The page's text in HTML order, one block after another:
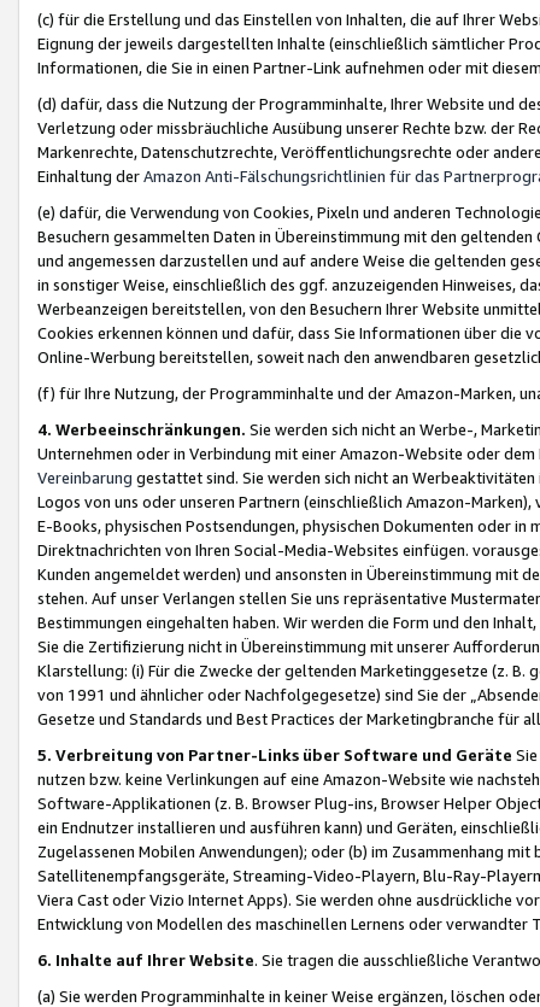
(c) für die Erstellung und das Einstellen von Inhalten, die auf Ihrer
Eignung der jeweils dargestellten Inhalte (einschließlich sämtlicher
Informationen, die Sie in einen Partner-Link aufnehmen oder mit
(d) dafür, dass die Nutzung der Programminhalte, Ihrer Website und
Verletzung oder missbräuchliche Ausübung unserer Rechte bzw. der
Markenrechte, Datenschutzrechte, Veröffentlichungsrechte oder
Einhaltung derAmazon Anti-Fälschungsrichtlinien für das
(e) dafür, die Verwendung von Cookies, Pixeln und anderen
Besuchern gesammelten Daten in Übereinstimmung mit den
und angemessen darzustellen und auf andere Weise die geltenden
in sonstiger Weise, einschließlich des ggf. anzuzeigenden Hinweises,
Werbeanzeigen bereitstellen, von den Besuchern Ihrer Website
Cookies erkennen können und dafür, dass Sie Informationen über die
Online-Werbung bereitstellen, soweit nach den anwendbaren
(f) für Ihre Nutzung, der Programminhalte und der Amazon-Marken,
4. Werbeeinschränkungen. Sie werden sich nicht an Werbe-,
Unternehmen oder in Verbindung mit einer Amazon-Website oder
Vereinbarung gestattet sind. Sie werden sich nicht an
Logos von uns oder unseren Partnern (einschließlich Amazon-
E-Books, physischen Postsendungen, physischen Dokumenten oder in
Direktnachrichten von Ihren Social-Media-Websites einfügen.
Kunden angemeldet werden) und ansonsten in Übereinstimmung mit
stehen. Auf unser Verlangen stellen Sie uns repräsentative
Bestimmungen eingehalten haben. Wir werden die Form und den
Sie die Zertifizierung nicht in Übereinstimmung mit unserer
Klarstellung: (i) Für die Zwecke der geltenden Marketinggesetze (z. B.
von 1991 und ähnlicher oder Nachfolgegesetze) sind Sie der
Gesetze und Standards und Best Practices der Marketingbranche für
5. Verbreitung von Partner-Links über Software und Geräte
nutzen bzw. keine Verlinkungen auf eine Amazon-Website wie
Software-Applikationen (z. B. Browser Plug-ins, Browser Helper
ein Endnutzer installieren und ausführen kann) und Geräten,
Zugelassenen Mobilen Anwendungen); oder (b) im Zusammenhang
Satellitenempfangsgeräte, Streaming-Video-Playern, Blu-Ray-
Viera Cast oder Vizio Internet Apps). Sie werden ohne ausdrückliche
Entwicklung von Modellen des maschinellen Lernens oder
6. Inhalte auf Ihrer Website. Sie tragen die ausschließliche
(a) Sie werden Programminhalte in keiner Weise ergänzen, löschen